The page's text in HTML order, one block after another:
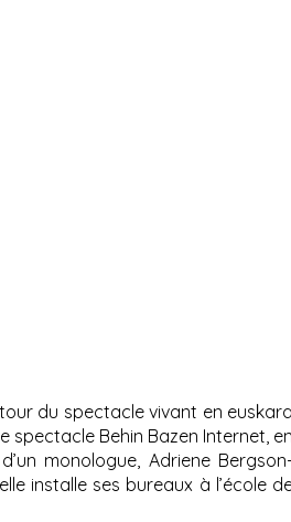
du spectacle vivant en euskara
spectacle Behin Bazen Internet, en
monologue, Adriene
installe ses bureaux à l’école